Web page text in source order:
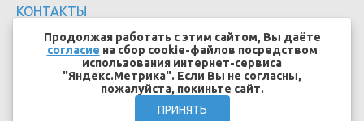
КОНТАКТЫ
Создание сайтов - EFFECT.SU
Продолжая работать с этим сайтом, Вы даёте
согласие на сбор cookie-файлов посредством
использования интернет-сервиса
"Яндекс.Метрика". Если Вы не согласны,
пожалуйста, покиньте сайт.
ПРИНЯТЬ